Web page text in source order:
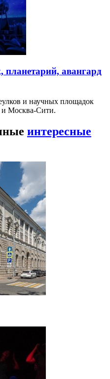
авангард
и научных площадок
и Москва-Сити.
интересные